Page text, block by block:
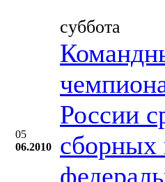
05
06.2010
суббота
России
сборных